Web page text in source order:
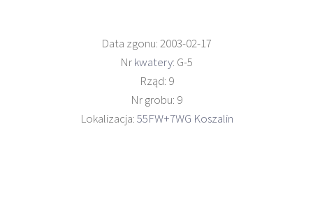
Data zgonu: 2003-02-17
Nrkwatery: G-5
Rząd: 9
Nr grobu: 9
Lokalizacja:55FW+7WG Koszalin